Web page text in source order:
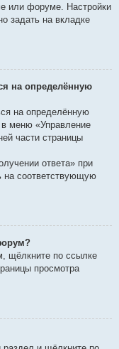
или форуме. Настройки
задать на вкладке
на определённую
на определённую
меню «Управление
части страницы
ответа» при
на соответствующую
щёлкните по ссылке
просмотра